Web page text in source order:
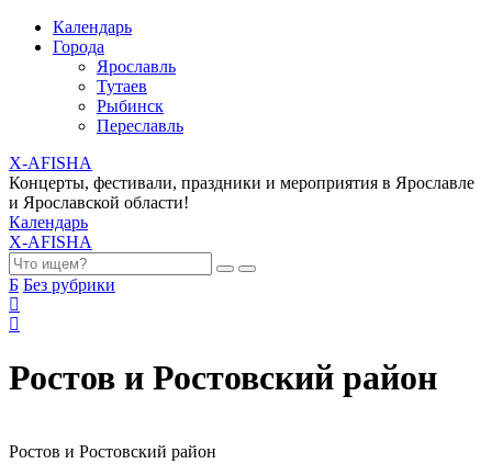
Календарь
Города
Ярославль
Тутаев
Рыбинск
Переславль
X-AFISHA
Концерты, фестивали, праздники и мероприятия в Ярославле
и Ярославской области!
Календарь
X-AFISHA
Б Без рубрики
Ростов и Ростовский район
Ростов и Ростовский район